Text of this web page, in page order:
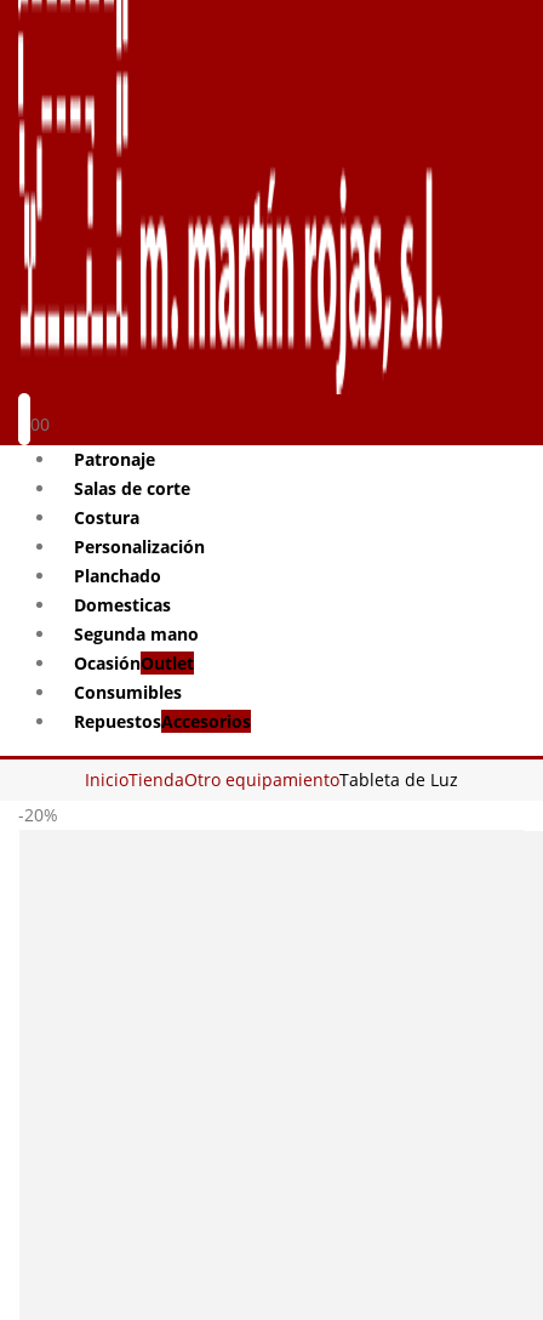
00
Patronaje
Salas de corte
Costura
Personalización
Planchado
Domesticas
Segunda mano
OcasiónOutlet
Consumibles
RepuestosAccesorios
InicioTiendaOtro equipamientoTableta de Luz
-20%